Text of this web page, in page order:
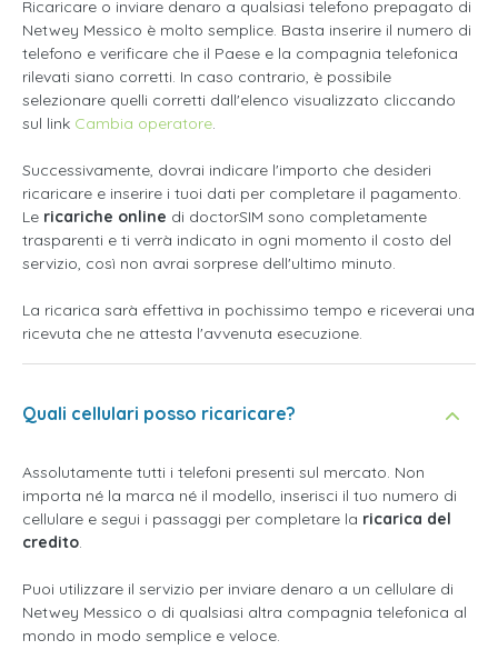
Ricaricare o inviare denaro a qualsiasi telefono prepagato di
Netwey Messico è molto semplice. Basta inserire il numero di
telefono e verificare che il Paese e la compagnia telefonica
rilevati siano corretti. In caso contrario, è possibile
selezionare quelli corretti dall'elenco visualizzato cliccando
sul link Cambia operatore.
Successivamente, dovrai indicare l'importo che desideri
ricaricare e inserire i tuoi dati per completare il pagamento.
Le ricariche online di doctorSIM sono completamente
trasparenti e ti verrà indicato in ogni momento il costo del
servizio, così non avrai sorprese dell'ultimo minuto.
La ricarica sarà effettiva in pochissimo tempo e riceverai una
ricevuta che ne attesta l'avvenuta esecuzione.
Quali cellulari posso ricaricare?
Assolutamente tutti i telefoni presenti sul mercato. Non
importa né la marca né il modello, inserisci il tuo numero di
cellulare e segui i passaggi per completare la ricarica del
credito.
Puoi utilizzare il servizio per inviare denaro a un cellulare di
Netwey Messico o di qualsiasi altra compagnia telefonica al
mondo in modo semplice e veloce.